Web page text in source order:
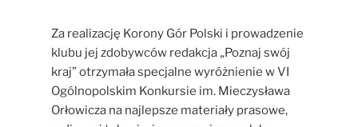
Za realizację Korony Gór Polski i prowadzenie
klubu jej zdobywców redakcja „Poznaj swój
kraj” otrzymała specjalne wyróżnienie w VI
Ogólnopolskim Konkursie im. Mieczysława
Orłowicza na najlepsze materiały prasowe,